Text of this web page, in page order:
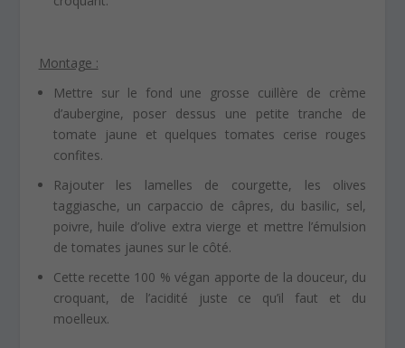
Montage :
Mettre sur le fond une grosse cuillère de crème
d’aubergine, poser dessus une petite tranche de
tomate jaune et quelques tomates cerise rouges
confites.
Rajouter les lamelles de courgette, les olives
taggiasche, un carpaccio de câpres, du basilic, sel,
poivre, huile d’olive extra vierge et mettre l’émulsion
de tomates jaunes sur le côté.
Cette recette 100 % végan apporte de la douceur, du
croquant, de l’acidité juste ce qu’il faut et du
moelleux.